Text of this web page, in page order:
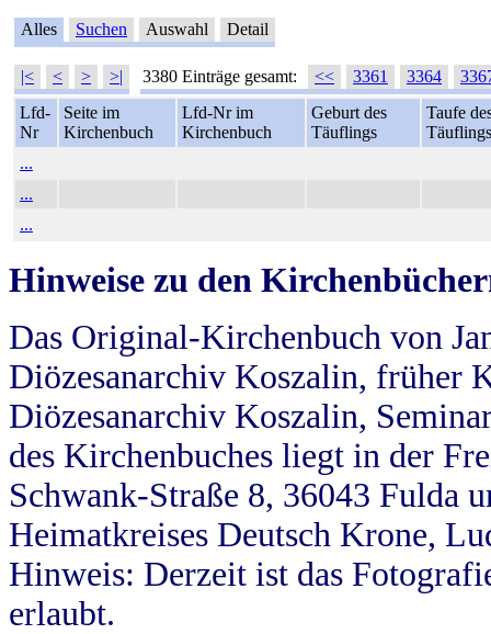
Alles Suchen Auswahl Detail
|< < > >| 3380 Einträge gesamt: << 3361 3364
Lfd-
Nr
Seite im
Kirchenbuch
Lfd-Nr im
Kirchenbuch
Geburt des
Täuflings
Taufe
Täuflings
...
...
...
Hinweise zu den
Das Original-Kirchenbuch von
Diözesanarchiv Koszalin, früher
Diözesanarchiv Koszalin,
des Kirchenbuches liegt in der
Schwank-Straße 8, 36043 Fulda
Heimatkreises Deutsch Krone,
Hinweis: Derzeit ist das
erlaubt.